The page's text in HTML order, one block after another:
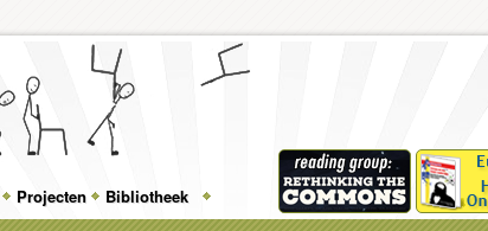
Projecten Bibliotheek
Top
Feature
Menu
Skip
to
primary
Skip
to
secondary